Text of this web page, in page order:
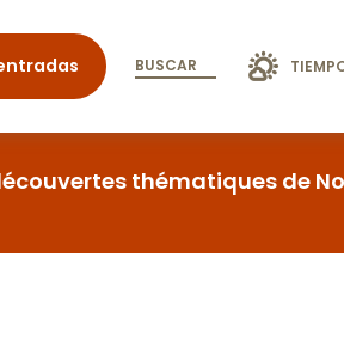
BUSCAR
thématiques de